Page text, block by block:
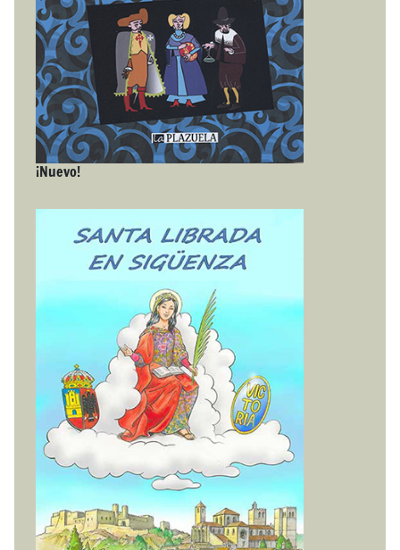
¡Nuevo!